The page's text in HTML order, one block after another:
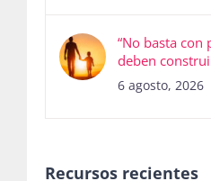
“No basta con
deben
6 agosto, 2026
Recursos recientes